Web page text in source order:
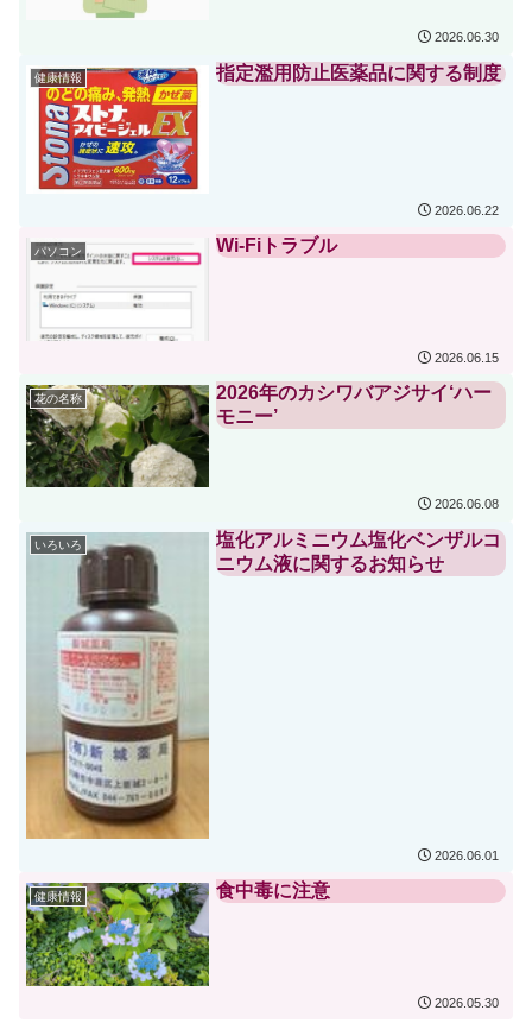
2026.06.30
健康情報 指定濫用防止医薬品に関する制度
2026.06.22
パソコン Wi-Fiトラブル
2026.06.15
花の名称
2026年のカシワバアジサイ‘ハー
モニー’
2026.06.08
いろいろ
塩化アルミニウム塩化ベンザルコ
ニウム液に関するお知らせ
2026.06.01
健康情報 食中毒に注意
2026.05.30